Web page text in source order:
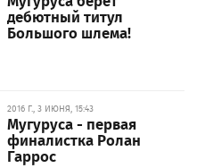
дебютный титул
Большого шлема!
2016 Г., 3 ИЮНЯ, 15:43
Мугуруса - первая
финалистка Ролан
Гаррос